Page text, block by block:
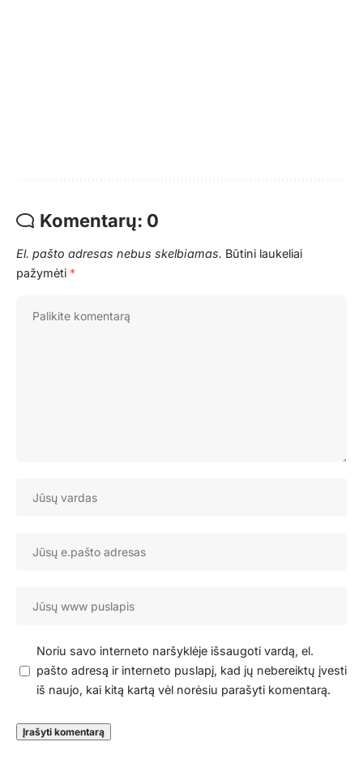
Komentarų: 0
El. pašto adresas nebus skelbiamas. Būtini laukeliai
pažymėti *
Noriu savo interneto naršyklėje išsaugoti vardą, el.
pašto adresą ir interneto puslapį, kad jų nebereiktų įvesti
iš naujo, kai kitą kartą vėl norėsiu parašyti komentarą.